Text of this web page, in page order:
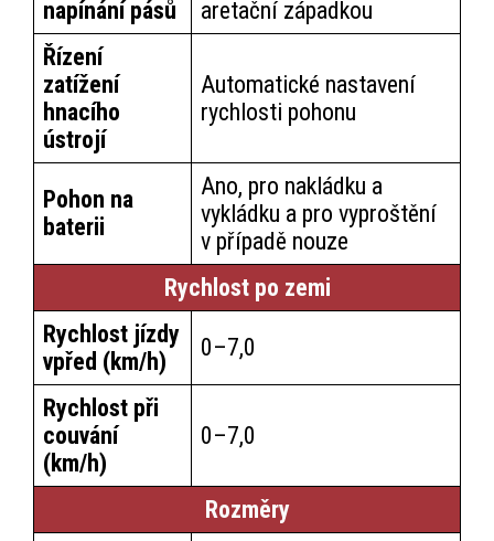
napínání pásů
aretační západkou
Řízení
zatížení
hnacího
ústrojí
Automatické nastavení
rychlosti pohonu
Pohon na
baterii
Ano, pro nakládku a
vykládku a pro vyproštění
v případě nouze
Rychlost po zemi
Rychlost jízdy
vpřed (km/h)
0–7,0
Rychlost při
couvání
(km/h)
0–7,0
Rozměry